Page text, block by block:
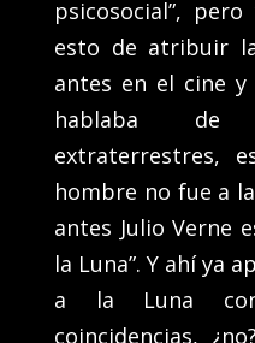
psicosocial”,
esto de atribuir
antes en el cine
hablaba de
extraterrestres,
hombre no fue a
antes Julio Verne
la Luna”. Y ahí ya
a la Luna
coincidencias,